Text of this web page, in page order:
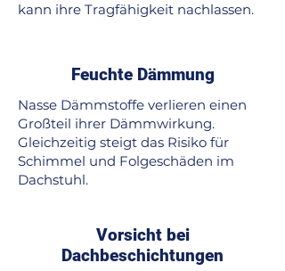
kann ihre Tragfähigkeit nachlassen.
Feuchte Dämmung
Nasse Dämmstoffe verlieren einen
Großteil ihrer Dämmwirkung.
Gleichzeitig steigt das Risiko für
Schimmel und Folgeschäden im
Dachstuhl.
Vorsicht bei
Dachbeschichtungen